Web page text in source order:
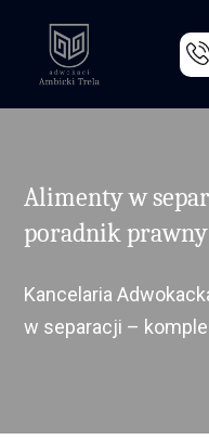
Alimenty w
poradnik prawny
Kancelaria
w separacji –